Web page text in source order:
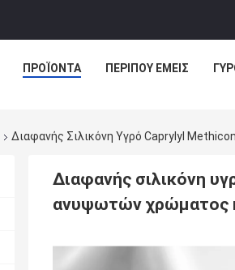
ΠΡΟΪΌΝΤΑ ΠΕΡΊΠΟΥ ΕΜΕΊΣ
Διαφανής Σιλικόνη Υγρό Caprylyl
Διαφανής σιλικόνη
ανυψωτών χρώματος